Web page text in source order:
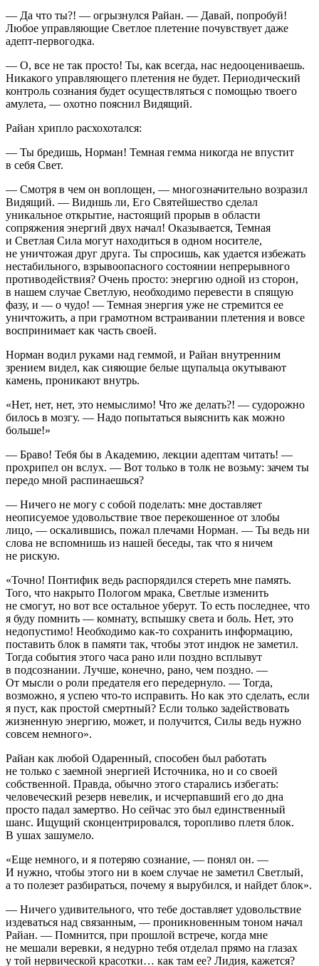
— Да что ты?! — огрызнулся Райан. — Давай, попробуй!
Любое управляющие Светлое плетение почувствует даже
адепт-первогодка.
— О, все не так просто! Ты, как всегда, нас недооцениваешь.
Никакого управляющего плетения не будет. Периодический
контроль сознания будет осуществляться с помощью твоего
амулета, — охотно пояснил Видящий.
Райан хрипло расхохотался:
— Ты бредишь, Норман! Темная гемма никогда не впустит
в себя Свет.
— Смотря в чем он воплощен, — многозначительно возразил
Видящий. — Видишь ли, Его Святейшество сделал
уникальное открытие, настоящий прорыв в области
сопряжения энергий двух начал! Оказывается, Темная
и Светлая Сила могут находиться в одном носителе,
не уничтожая друг друга. Ты спросишь, как удается избежать
нестабильного, взрывоопасного состоянии непрерывного
противодействия? Очень просто: энергию одной из сторон,
в нашем случае Светлую, необходимо перевести в спящую
фазу, и — о чудо! — Темная энергия уже не стремится ее
уничтожить, а при грамотном встраивании плетения и вовсе
воспринимает как часть своей.
Норман водил руками над геммой, и Райан внутренним
зрением видел, как сияющие белые щупальца окутывают
камень, проникают внутрь.
«Нет, нет, нет, это немыслимо! Что же делать?! — судорожно
билось в мозгу. — Надо попытаться выяснить как можно
больше!»
— Браво! Тебя бы в Академию, лекции адептам читать! —
прохрипел он вслух. — Вот только в толк не возьму: зачем ты
передо мной распинаешься?
— Ничего не могу с собой поделать: мне доставляет
неописуемое удовольствие твое перекошенное от злобы
лицо, — оскалившись, пожал плечами Норман. — Ты ведь ни
слова не вспомнишь из нашей беседы, так что я ничем
не рискую.
«Точно! Понтифик ведь распорядился стереть мне память.
Того, что накрыто Пологом мрака, Светлые изменить
не смогут, но вот все остальное уберут. То есть последнее, что
я буду помнить — комнату, вспышку света и боль. Нет, это
недопустимо! Необходимо как-то сохранить информацию,
поставить блок в памяти так, чтобы этот индюк не заметил.
Тогда события этого часа рано или поздно всплывут
в подсознании. Лучше, конечно, рано, чем поздно. —
От мысли о роли предателя его передернуло. — Тогда,
возможно, я успею что-то исправить. Но как это сделать, если
я пуст, как простой смертный? Если только задействовать
жизненную энергию, может, и получится, Силы ведь нужно
совсем немного».
Райан как любой Одаренный, способен был работать
не только с заемной энергией Источника, но и со своей
собственной. Правда, обычно этого старались избегать:
человеческий резерв невелик, и исчерпавший его до дна
просто падал замертво. Но сейчас это был единственный
шанс. Ищущий сконцентрировался, торопливо плетя блок.
В ушах зашумело.
«Еще немного, и я потеряю сознание, — понял он. —
И нужно, чтобы этого ни в коем случае не заметил Светлый,
а то полезет разбираться, почему я вырубился, и найдет блок».
— Ничего удивительного, что тебе доставляет удовольствие
издеваться над связанным, — проникновенным тоном начал
Райан. — Помнится, при прошлой встрече, когда мне
не мешали веревки, я недурно тебя отделал прямо на глазах
у той нервической красотки… как там ее? Лидия, кажется?